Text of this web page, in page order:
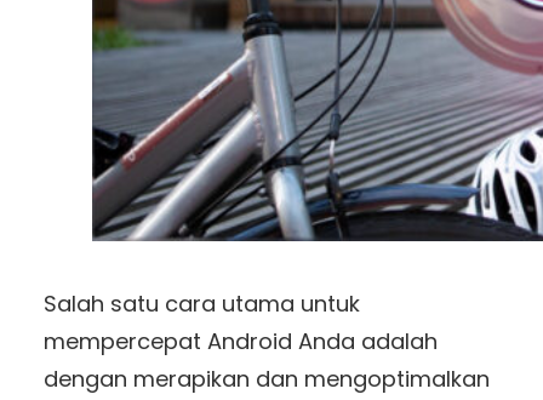
Salah satu cara utama untuk
mempercepat Android Anda adalah
dengan merapikan dan mengoptimalkan